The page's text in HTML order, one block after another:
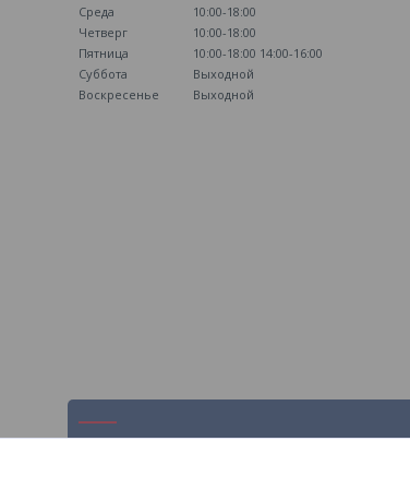
Среда
10:00-18:00
Четверг
10:00-18:00
Пятница
10:00-18:00 14:00-16:00
Суббота
Выходной
Воскресенье
Выходной
Навигация